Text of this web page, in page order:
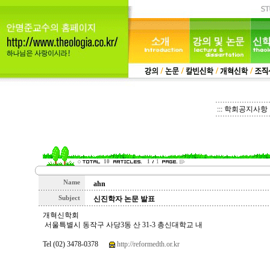
::: 학회공지사항
10 1 1
Name ahn
Subject
신진학자 논문 발표
개혁신학회
서울특별시 동작구 사당3동 산 31-3 총신대학교 내
Tel (02) 3478-0378 http://reformedth.or.kr